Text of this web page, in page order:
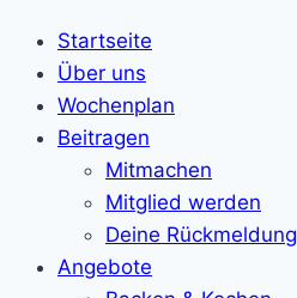
Startseite
Über uns
Wochenplan
Beitragen
Mitmachen
Mitglied werden
Deine Rückmeldung
Angebote